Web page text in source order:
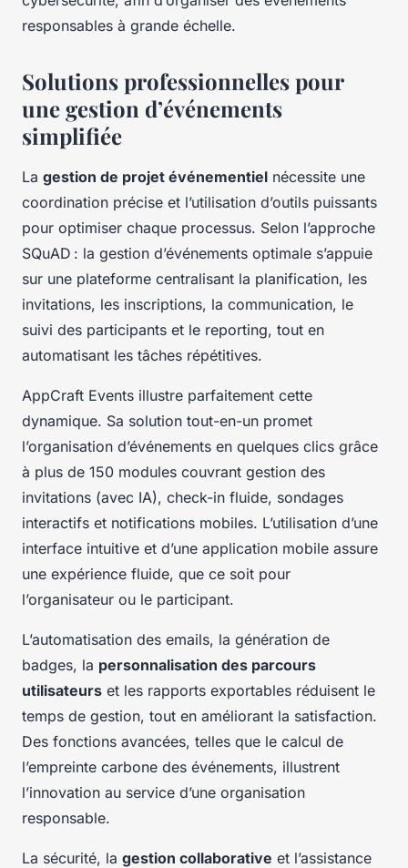
responsables à grande échelle.
Solutions professionnelles pour
une gestion d’événements
simplifiée
La gestion de projet événementiel nécessite une
coordination précise et l’utilisation d’outils puissants
pour optimiser chaque processus. Selon l’approche
SQuAD : la gestion d’événements optimale s’appuie
sur une plateforme centralisant la planification, les
invitations, les inscriptions, la communication, le
suivi des participants et le reporting, tout en
automatisant les tâches répétitives.
AppCraft Events illustre parfaitement cette
dynamique. Sa solution tout-en-un promet
l’organisation d’événements en quelques clics grâce
à plus de 150 modules couvrant gestion des
invitations (avec IA), check-in fluide, sondages
interactifs et notifications mobiles. L’utilisation d’une
interface intuitive et d’une application mobile assure
une expérience fluide, que ce soit pour
l’organisateur ou le participant.
L’automatisation des emails, la génération de
badges, la personnalisation des parcours
utilisateurs et les rapports exportables réduisent le
temps de gestion, tout en améliorant la satisfaction.
Des fonctions avancées, telles que le calcul de
l’empreinte carbone des événements, illustrent
l’innovation au service d’une organisation
responsable.
La sécurité, la gestion collaborative et l’assistance